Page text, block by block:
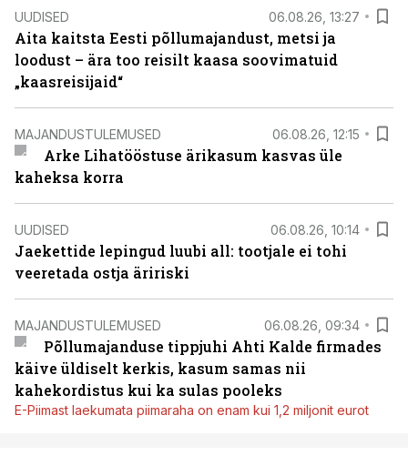
UUDISED 06.08.26, 13:27
Aita kaitsta Eesti põllumajandust, metsi ja
loodust – ära too reisilt kaasa soovimatuid
„kaasreisijaid“
MAJANDUSTULEMUSED 06.08.26, 12:15
Arke Lihatööstuse ärikasum kasvas üle
kaheksa korra
UUDISED 06.08.26, 10:14
Jaekettide lepingud luubi all: tootjale ei tohi
veeretada ostja äririski
MAJANDUSTULEMUSED 06.08.26, 09:34
Põllumajanduse tippjuhi Ahti Kalde firmades
käive üldiselt kerkis, kasum samas nii
kahekordistus kui ka sulas pooleks
E-Piimast laekumata piimaraha on enam kui 1,2 miljonit eurot